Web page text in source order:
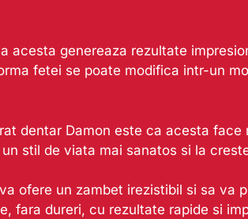
genereaza rezultate
fetei se poate modifica intr-un
dentar Damon este ca acesta
stil de viata mai sanatos si la
ofere un zambet irezistibil si sa va
fara dureri, cu rezultate rapide si